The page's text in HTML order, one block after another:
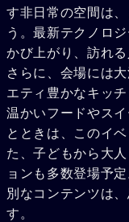
す非日常の空間は
う。最新テクノロ
かび上がり、訪れ
さらに、会場には
エティ豊かなキッ
温かいフードやス
とときは、このイ
た、子どもから大
ョンも多数登場予
別なコンテンツは
す。